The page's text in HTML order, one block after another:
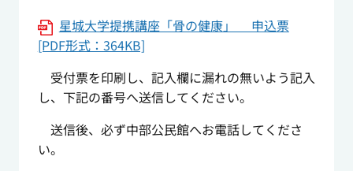
星城大学提携講座「骨の健康」 申込票
[PDF形式：364KB]
受付票を印刷し、記入欄に漏れの無いよう記入
し、下記の番号へ送信してください。
送信後、必ず中部公民館へお電話してくださ
い。